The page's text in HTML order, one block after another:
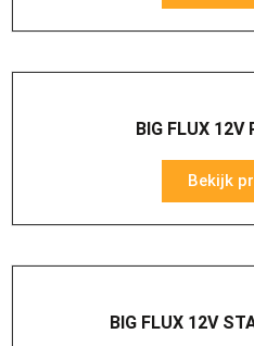
BIG FLUX 12V
Bekijk
BIG FLUX 12V